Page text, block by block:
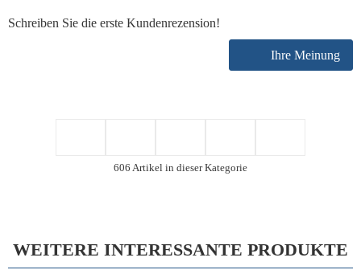
Schreiben Sie die erste Kundenrezension!
Ihre Meinung
606 Artikel in dieser Kategorie
WEITERE INTERESSANTE PRODUKTE